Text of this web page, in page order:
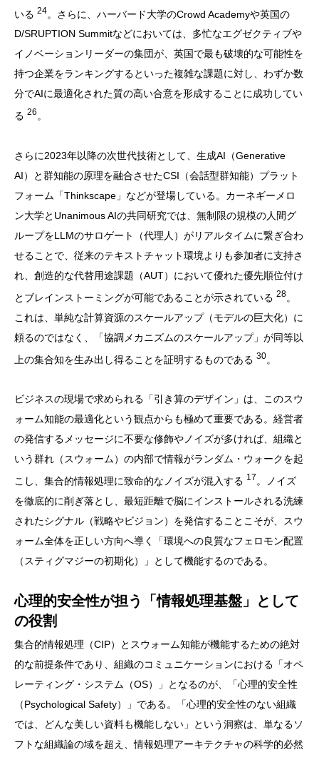
いる 24。さらに、ハーバード大学のCrowd Academyや英国の
D/SRUPTION Summitなどにおいては、多忙なエグゼクティブや
イノベーションリーダーの集団が、英国で最も破壊的な可能性を
持つ企業をランキングするといった複雑な課題に対し、わずか数
分でAIに最適化された質の高い合意を形成することに成功してい
る 26 。
さらに2023年以降の次世代技術として、生成AI（Generative
AI）と群知能の原理を融合させたCSI（会話型群知能）プラット
フォーム「Thinkscape」などが登場している。カーネギーメロ
ン大学とUnanimous AIの共同研究では、無制限の規模の人間グ
ループをLLMのサロゲート（代理人）がリアルタイムに繋ぎ合わ
せることで、従来のテキストチャット環境よりも参加者に支持さ
れ、創造的な代替用途課題（AUT）において優れた優先順位付け
とブレインストーミングが可能であることが示されている 28。
これは、単純な計算資源のスケールアップ（モデルの巨大化）に
頼るのではなく、「協調メカニズムのスケールアップ」が同等以
上の集合知を生み出し得ることを証明するものである 30。
ビジネスの現場で求められる「引き算のデザイン」は、このスウ
ォーム知能の最適化という観点からも極めて重要である。経営者
の発信するメッセージに不要な修飾やノイズが多ければ、組織と
いう群れ（スウォーム）の内部で情報がランダム・ウォークを起
こし、集合的情報処理に致命的なノイズが混入する 17 。ノイズ
を徹底的に削ぎ落とし、最短距離で脳にインストールされる洗練
されたシグナル（戦略やビジョン）を発信することこそが、スウ
ォーム全体を正しい方向へ導く「環境への良質なフェロモン配置
（スティグマジーの初期化）」として機能するのである。
心理的安全性が担う「情報処理基盤」として
の役割
集合的情報処理（CIP）とスウォーム知能が機能するための絶対
的な前提条件であり、組織のコミュニケーションにおける「オペ
レーティング・システム（OS）」となるのが、「心理的安全性
（Psychological Safety）」である。「心理的安全性のない組織
では、どんな美しい資料も機能しない」という洞察は、単なるソ
フトな組織論の域を超え、情報処理アーキテクチャの科学的必然